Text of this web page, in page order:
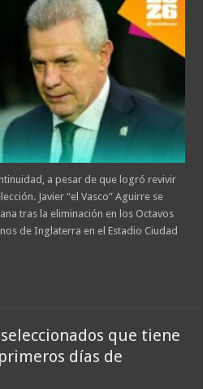
a pesar de que logró revivir
Javier “el Vasco” Aguirre se
tras la eliminación en los Octavos
de Inglaterra en el Estadio Ciudad
que tiene
días de